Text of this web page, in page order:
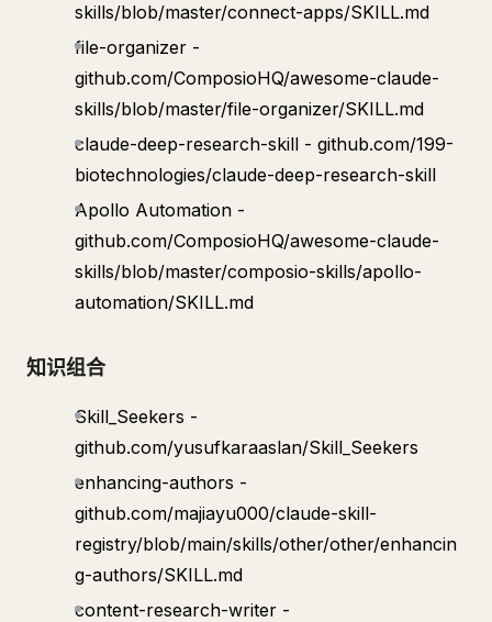
skills/blob/master/connect-apps/SKILL.md
file-organizer -
github.com/ComposioHQ/awesome-claude-
skills/blob/master/file-organizer/SKILL.md
claude-deep-research-skill - github.com/199-
biotechnologies/claude-deep-research-skill
Apollo Automation -
github.com/ComposioHQ/awesome-claude-
skills/blob/master/composio-skills/apollo-
automation/SKILL.md
知识组合
Skill_Seekers -
github.com/yusufkaraaslan/Skill_Seekers
enhancing-authors -
github.com/majiayu000/claude-skill-
registry/blob/main/skills/other/other/enhancin
g-authors/SKILL.md
content-research-writer -